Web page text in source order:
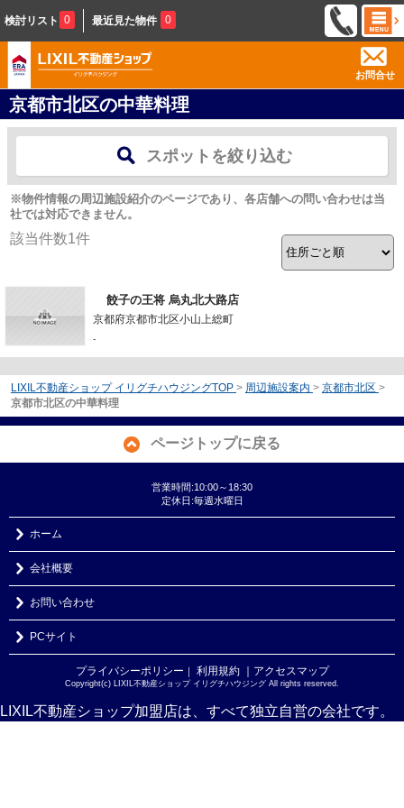
検討リスト 0 最近見た物件 0
お問合せ
京都市北区の中華料理
スポットを絞り込む
※物件情報の周辺施設紹介のページであり、各店舗への問い合わせは当
社では対応できません。
該当件数1件
餃子の王将 烏丸北大路店
京都府京都市北区小山上総町
-
LIXIL不動産ショップ イリグチハウジングTOP > 周辺施設案内 > 京都市北区 >
京都市北区の中華料理
ページトップに戻る
営業時間:10:00～18:30
定休日:毎週水曜日
ホーム
会社概要
お問い合わせ
PCサイト
プライバシーポリシー ｜ 利用規約 ｜アクセスマップ
Copyright(c) LIXIL不動産ショップ イリグチハウジング All rights reserved.
LIXIL不動産ショップ加盟店は、すべて独立自営の会社です。